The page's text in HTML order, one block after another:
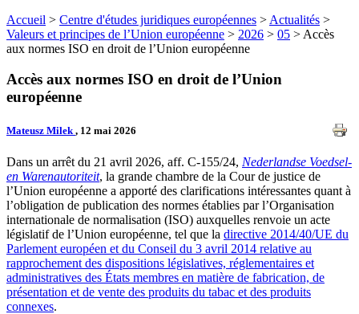
Accueil > Centre d'études juridiques européennes > Actualités >
Valeurs et principes de l’Union européenne > 2026 > 05 > Accès
aux normes ISO en droit de l’Union européenne
Accès aux normes ISO en droit de l’Union
européenne
Mateusz Milek , 12 mai 2026
Dans un arrêt du 21 avril 2026, aff. C-155/24, Nederlandse Voedsel-
en Warenautoriteit, la grande chambre de la Cour de justice de
l’Union européenne a apporté des clarifications intéressantes quant à
l’obligation de publication des normes établies par l’Organisation
internationale de normalisation (ISO) auxquelles renvoie un acte
législatif de l’Union européenne, tel que la directive 2014/40/UE du
Parlement européen et du Conseil du 3 avril 2014 relative au
rapprochement des dispositions législatives, réglementaires et
administratives des États membres en matière de fabrication, de
présentation et de vente des produits du tabac et des produits
connexes.